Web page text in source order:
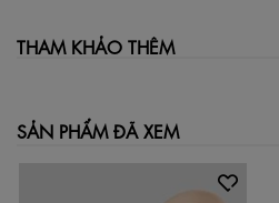
THAM KHẢO THÊM
SẢN PHẨM ĐÃ XEM